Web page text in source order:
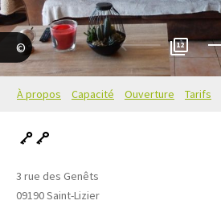
Clévacances 12
À propos Capacité Ouverture Tarifs
3 rue des Genêts
09190Saint-Lizier